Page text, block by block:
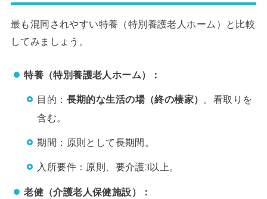
最も混同されやすい特養（特別養護老人ホーム）と比較
してみましょう。
特養（特別養護老人ホーム）：
目的： 長期的な生活の場（終の棲家） 。看取りを
含む。
期間：原則として長期間。
入所要件：原則、要介護3以上。
老健（介護老人保健施設）：